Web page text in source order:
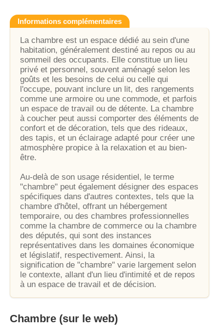
Informations complémentaires
La chambre est un espace dédié au sein d'une
habitation, généralement destiné au repos ou au
sommeil des occupants. Elle constitue un lieu
privé et personnel, souvent aménagé selon les
goûts et les besoins de celui ou celle qui
l'occupe, pouvant inclure un lit, des rangements
comme une armoire ou une commode, et parfois
un espace de travail ou de détente. La chambre
à coucher peut aussi comporter des éléments de
confort et de décoration, tels que des rideaux,
des tapis, et un éclairage adapté pour créer une
atmosphère propice à la relaxation et au bien-
être.
Au-delà de son usage résidentiel, le terme
"chambre" peut également désigner des espaces
spécifiques dans d'autres contextes, tels que la
chambre d'hôtel, offrant un hébergement
temporaire, ou des chambres professionnelles
comme la chambre de commerce ou la chambre
des députés, qui sont des instances
représentatives dans les domaines économique
et législatif, respectivement. Ainsi, la
signification de "chambre" varie largement selon
le contexte, allant d'un lieu d'intimité et de repos
à un espace de travail et de décision.
Chambre (sur le web)